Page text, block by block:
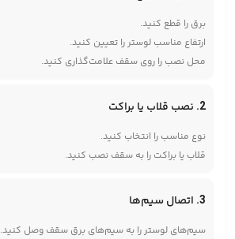
برق را قطع کنید.
ارتفاع مناسب لوستر را تعیین کنید.
محل نصب را روی سقف علامت‌گذاری کنید.
2. نصب قلاب یا براکت
نوع مناسب را انتخاب کنید.
قلاب یا براکت را به سقف نصب کنید.
3. اتصال سیم‌ها
سیم‌های لوستر را به سیم‌های برق سقف وصل کنید.